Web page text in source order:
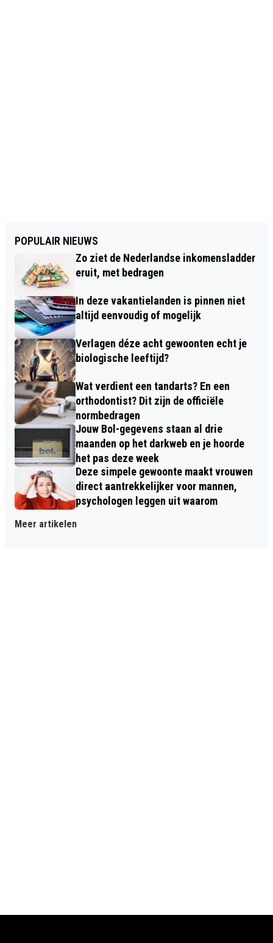
POPULAIR NIEUWS
Zo ziet de Nederlandse inkomensladder
eruit, met bedragen
In deze vakantielanden is pinnen niet
altijd eenvoudig of mogelijk
Verlagen déze acht gewoonten echt je
biologische leeftijd?
Wat verdient een tandarts? En een
orthodontist? Dit zijn de officiële
normbedragen
Jouw Bol-gegevens staan al drie
maanden op het darkweb en je hoorde
het pas deze week
Deze simpele gewoonte maakt vrouwen
direct aantrekkelijker voor mannen,
psychologen leggen uit waarom
Meer artikelen